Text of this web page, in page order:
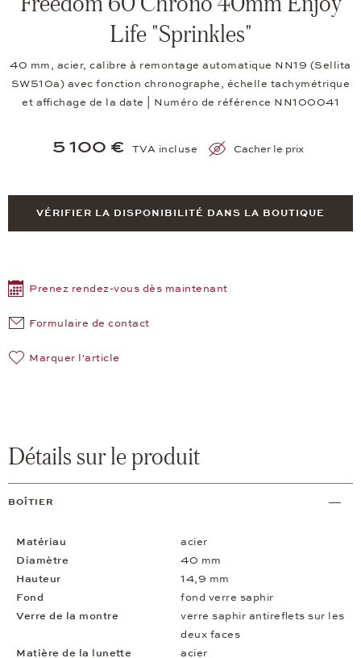
Life "Sprinkles"
40 mm, acier, calibre à remontage automatique NN19 (Sellita
SW510a) avec fonction chronographe, échelle tachymétrique
et affichage de la date | Numéro de référence NN100041
5 100 € TVA incluse Cacher le prix
VÉRIFIER LA DISPONIBILITÉ DANS LA BOUTIQUE
Prenez rendez-vous dès maintenant
Formulaire de contact
Marquer l'article
Détails sur le produit
BOÎTIER
Matériau
acier
Diamètre
40 mm
Hauteur
14,9 mm
Fond
fond verre saphir
Verre de la montre
verre saphir antireflets sur les
deux faces
Matière de la lunette
acier